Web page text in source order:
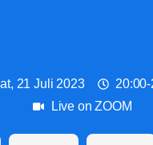
21 Juli 2023
Live on ZOOM